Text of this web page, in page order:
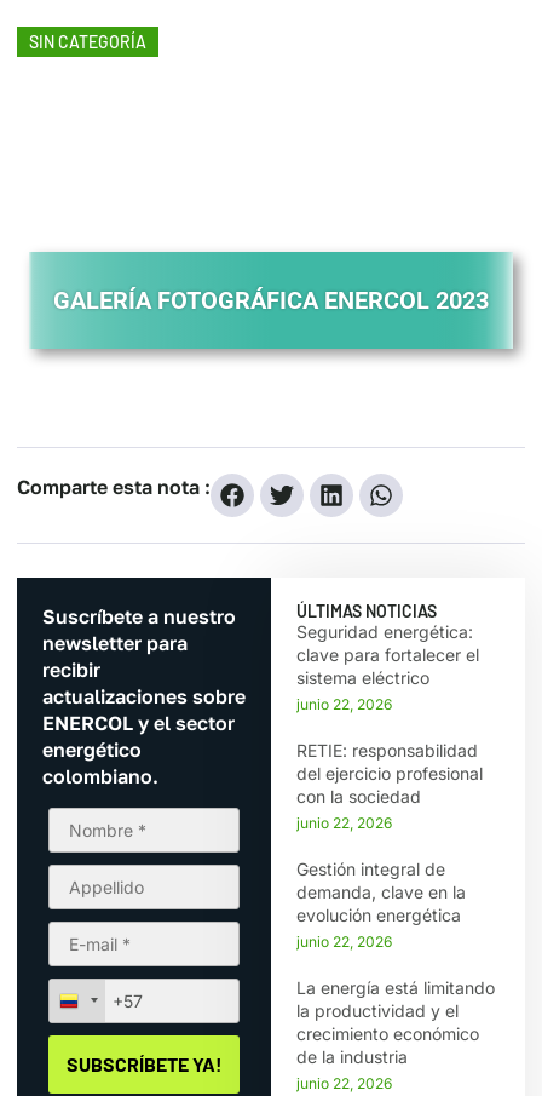
SIN CATEGORÍA
GALERÍA FOTOGRÁFICA ENERCOL 2023
Comparte esta nota :
Suscríbete a nuestro
newsletter para
recibir
actualizaciones sobre
ENERCOL y el sector
energético
colombiano.
ÚLTIMAS NOTICIAS
Seguridad energética:
clave para fortalecer el
sistema eléctrico
junio 22, 2026
RETIE: responsabilidad
del ejercicio profesional
con la sociedad
junio 22, 2026
Gestión integral de
demanda, clave en la
evolución energética
junio 22, 2026
La energía está limitando
la productividad y el
crecimiento económico
de la industria
junio 22, 2026